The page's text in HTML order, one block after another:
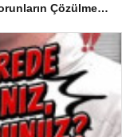
Hacımaşlı Mahallesi’nde Vatandaşlar Sorunların Çözülmesini Bekliyor